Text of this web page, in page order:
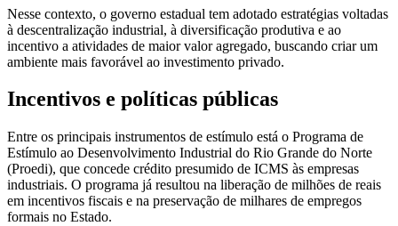
Nesse contexto, o governo estadual tem adotado estratégias voltadas
à descentralização industrial, à diversificação produtiva e ao
incentivo a atividades de maior valor agregado, buscando criar um
ambiente mais favorável ao investimento privado.
Incentivos e políticas públicas
Entre os principais instrumentos de estímulo está o Programa de
Estímulo ao Desenvolvimento Industrial do Rio Grande do Norte
(Proedi), que concede crédito presumido de ICMS às empresas
industriais. O programa já resultou na liberação de milhões de reais
em incentivos fiscais e na preservação de milhares de empregos
formais no Estado.